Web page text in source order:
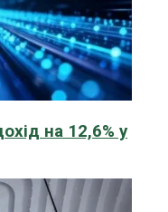
на 12,6% у